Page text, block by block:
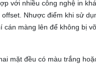
với nhiều công nghệ in
offset. Nhược điểm khi sử
cán màng lên để không bị
mặt đều có màu trắng